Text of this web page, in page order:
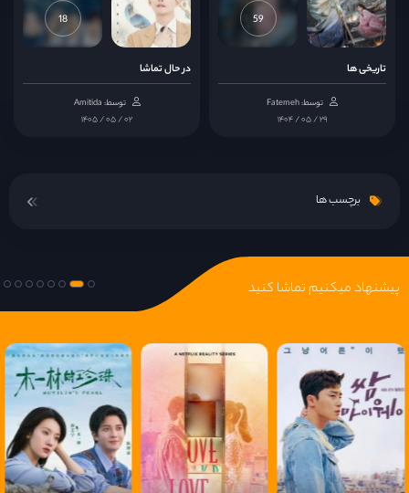
قسمت 13
قسمت 15
قسمت 18
قسمت 21
قسمت 22
59
تاریخی ها
توسط: Fatemeh
۱۴۰۴ / ۰۵ / ۲۹
18
در حال تماشا
توسط: Amitida
۱۴۰۵ / ۰۵ / ۰۲
برچسب ها
پیشنهاد میکنیم تماشا کنید